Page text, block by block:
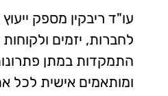
עו"ד ריבקין מספק
לחברות, יזמים
התמקדות במתן
ומותאמים אישית לכל